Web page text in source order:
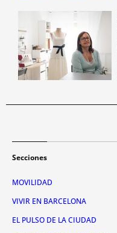
Secciones
MOVILIDAD
VIVIR EN BARCELONA
EL PULSO DE LA CIUDAD